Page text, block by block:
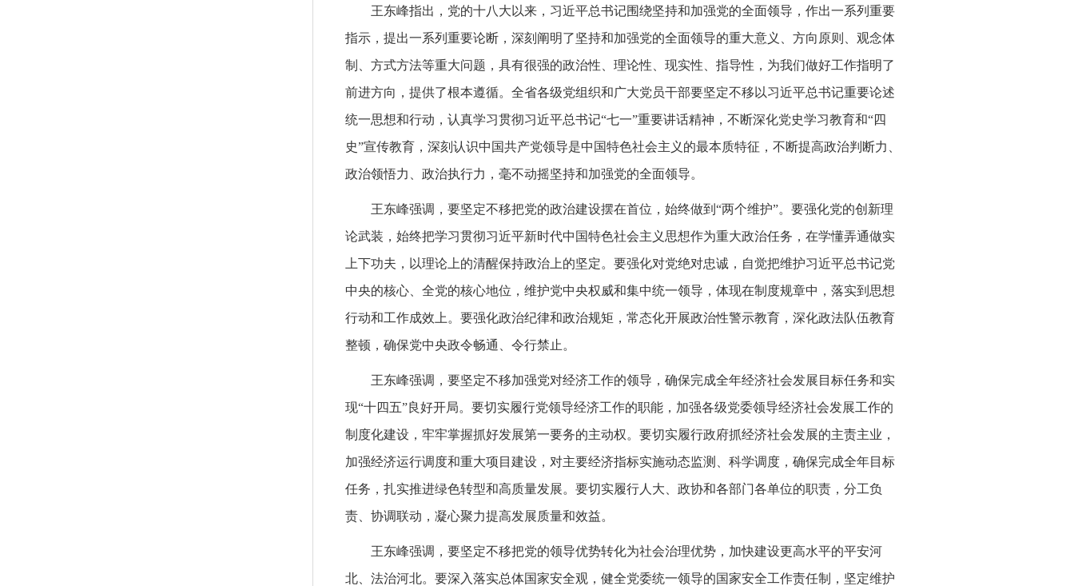
王东峰指出，党的十八大以来，习近平总书记围绕坚持和加强党的全面领导，作出一系列重要
指示，提出一系列重要论断，深刻阐明了坚持和加强党的全面领导的重大意义、方向原则、观念体
制、方式方法等重大问题，具有很强的政治性、理论性、现实性、指导性，为我们做好工作指明了
前进方向，提供了根本遵循。全省各级党组织和广大党员干部要坚定不移以习近平总书记重要论述
统一思想和行动，认真学习贯彻习近平总书记“七一”重要讲话精神，不断深化党史学习教育和“四
史”宣传教育，深刻认识中国共产党领导是中国特色社会主义的最本质特征，不断提高政治判断力、
政治领悟力、政治执行力，毫不动摇坚持和加强党的全面领导。
王东峰强调，要坚定不移把党的政治建设摆在首位，始终做到“两个维护”。要强化党的创新理
论武装，始终把学习贯彻习近平新时代中国特色社会主义思想作为重大政治任务，在学懂弄通做实
上下功夫，以理论上的清醒保持政治上的坚定。要强化对党绝对忠诚，自觉把维护习近平总书记党
中央的核心、全党的核心地位，维护党中央权威和集中统一领导，体现在制度规章中，落实到思想
行动和工作成效上。要强化政治纪律和政治规矩，常态化开展政治性警示教育，深化政法队伍教育
整顿，确保党中央政令畅通、令行禁止。
王东峰强调，要坚定不移加强党对经济工作的领导，确保完成全年经济社会发展目标任务和实
现“十四五”良好开局。要切实履行党领导经济工作的职能，加强各级党委领导经济社会发展工作的
制度化建设，牢牢掌握抓好发展第一要务的主动权。要切实履行政府抓经济社会发展的主责主业，
加强经济运行调度和重大项目建设，对主要经济指标实施动态监测、科学调度，确保完成全年目标
任务，扎实推进绿色转型和高质量发展。要切实履行人大、政协和各部门各单位的职责，分工负
责、协调联动，凝心聚力提高发展质量和效益。
王东峰强调，要坚定不移把党的领导优势转化为社会治理优势，加快建设更高水平的平安河
北、法治河北。要深入落实总体国家安全观，健全党委统一领导的国家安全工作责任制，坚定维护